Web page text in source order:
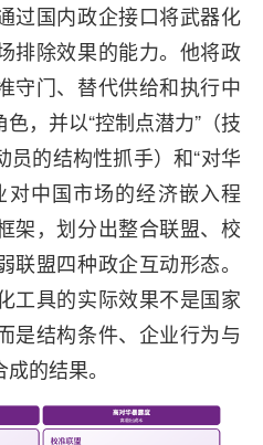
过国内政企接口将武器化
排除效果的能力。他将政
守门、替代供给和执行中
，并以“控制点潜力”（技
的结构性抓手）和“对华
对中国市场的经济嵌入程
架，划分出整合联盟、校
盟四种政企互动形态。
工具的实际效果不是国家
是结构条件、企业行为与
的结果。